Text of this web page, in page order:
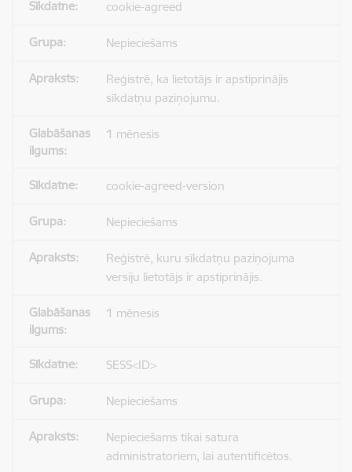
cookie-agreed
Nepieciešams
Reģistrē, ka lietotājs ir apstiprinājis
sīkdatņu paziņojumu.
1 mēnesis
cookie-agreed-version
Nepieciešams
Reģistrē, kuru sīkdatņu paziņojuma
versiju lietotājs ir apstiprinājis.
1 mēnesis
SESS<ID>
Nepieciešams
Nepieciešams tikai satura
administratoriem, lai autentificētos.